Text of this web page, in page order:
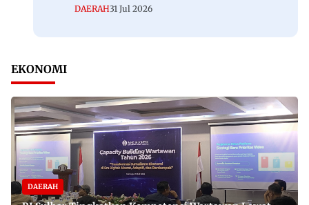
DAERAH31 Jul 2026
EKONOMI
DAERAH